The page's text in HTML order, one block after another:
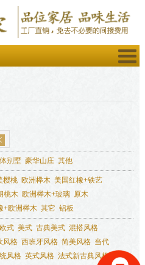
别墅 豪华山庄 其他
樱桃 欧洲榉木 美国红橡+铁艺
桃木 欧洲榉木+玻璃 原木
+欧洲榉木 其它 铝板
欧式 美式 古典美式 混搭风格
风格 西班牙风格 简美风格 当代
风格 英式风格 法式新古典风格